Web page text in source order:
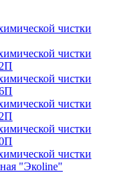
чистки
чистки
чистки
чистки
чистки
чистки
"Экоline"